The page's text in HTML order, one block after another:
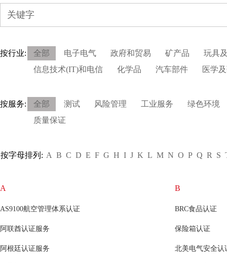
按行业: 全部 电子电气 政府和贸易 矿产品
玩具
信息技术(IT)和电信
化学品 汽车部件 医学
按服务: 全部 测试 风险管理 工业服务
绿色环境
质量保证
按字母排列: A B C D E F G H I J K L M N O P Q R S
A
AS9100航空管理体系认证
阿联酋认证服务
阿根廷认证服务
B
BRC食品认证
保险箱认证
北美电气安全认